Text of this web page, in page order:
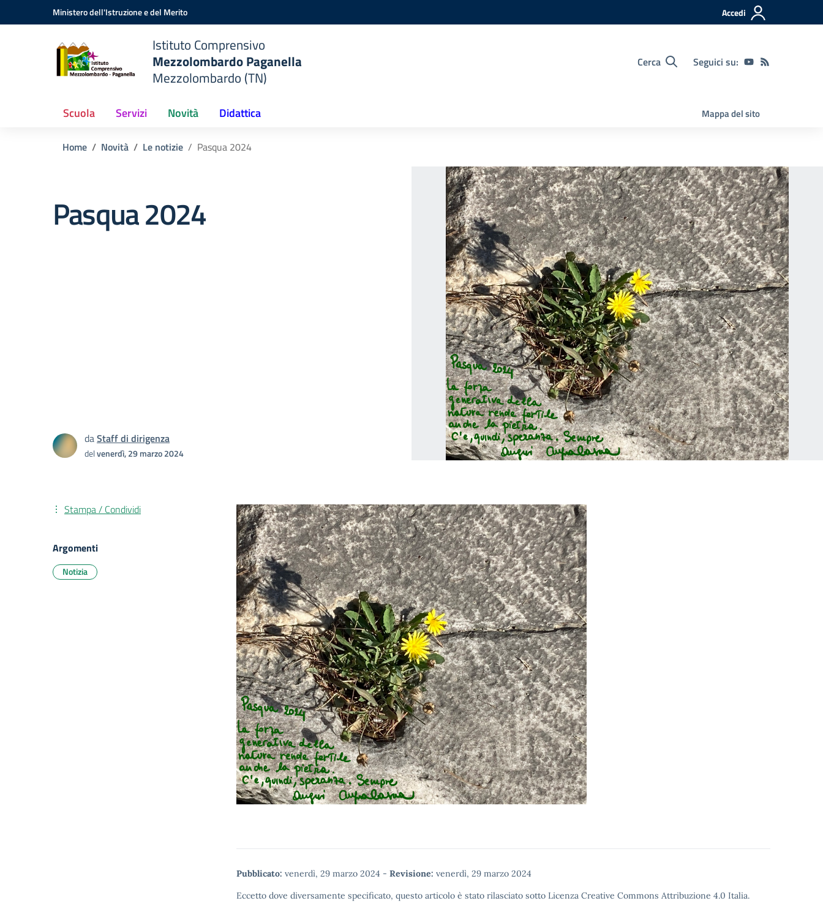
Vai ai contenuti
Vai al menu di navigazioneMinistero dell'Istruzione e del Merito Accedi
Istituto Comprensivo
Mezzolombardo Paganella
Mezzolombardo (TN)
Cerca Seguici su:
Scuola Servizi Novità Didattica Mappa del sito
Home Novità Le notizie Pasqua 2024
Pasqua 2024
daStaff di dirigenza
delvenerdì, 29 marzo 2024
Pubblicato: venerdì, 29 marzo 2024 - Revisione: venerdì, 29 marzo 2024
Eccetto dove diversamente specificato, questo articolo è stato rilasciato sotto Licenza Creative Commons Attribuzione 4.0 Italia.
Stampa / Condividi
Argomenti
Notizia